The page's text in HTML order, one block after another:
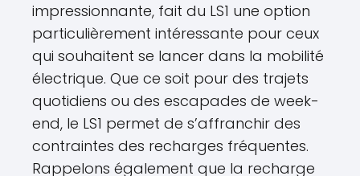
impressionnante, fait du LS1 une option
particulièrement intéressante pour ceux
qui souhaitent se lancer dans la mobilité
électrique. Que ce soit pour des trajets
quotidiens ou des escapades de week-
end, le LS1 permet de s’affranchir des
contraintes des recharges fréquentes.
Rappelons également que la recharge